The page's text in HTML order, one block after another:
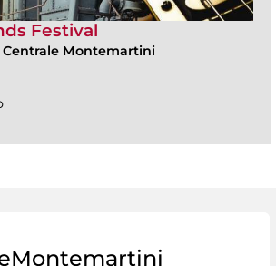
Festival
Montemartini